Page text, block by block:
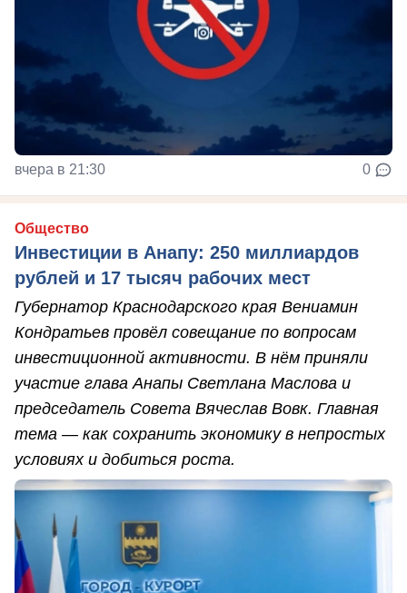
вчера в 21:30 0
Общество
Инвестиции в Анапу: 250 миллиардов
рублей и 17 тысяч рабочих мест
Губернатор Краснодарского края Вениамин
Кондратьев провёл совещание по вопросам
инвестиционной активности. В нём приняли
участие глава Анапы Светлана Маслова и
председатель Совета Вячеслав Вовк. Главная
тема — как сохранить экономику в непростых
условиях и добиться роста.